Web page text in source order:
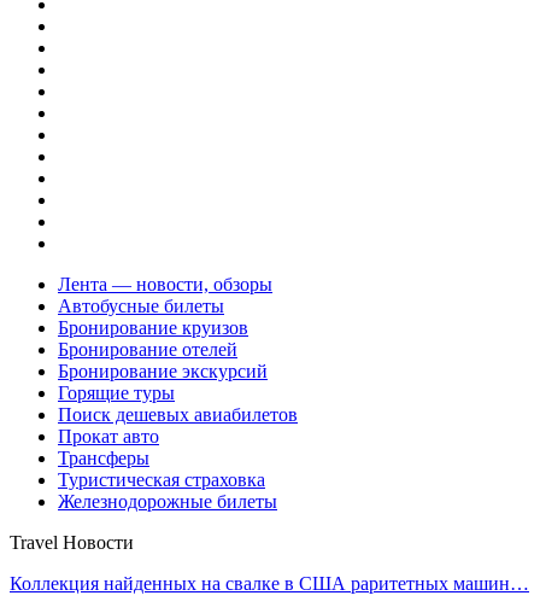
Лента — новости, обзоры
Автобусные билеты
Бронирование круизов
Бронирование отелей
Бронирование экскурсий
Горящие туры
Поиск дешевых авиабилетов
Прокат авто
Трансферы
Туристическая страховка
Железнодорожные билеты
Travel Новости
Коллекция найденных на свалке в США раритетных машин…